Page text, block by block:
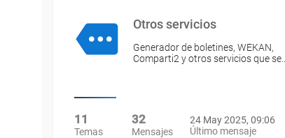
Otros servicios
Generador de boletines, WEKAN,
Comparti2 y otros servicios que se…
11
Temas
32
Mensajes
24 May 2025, 09:06
Último mensaje